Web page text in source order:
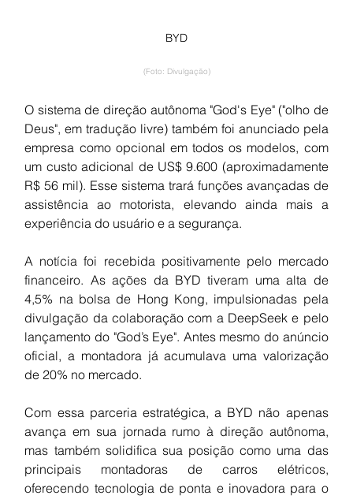
BYD
(Foto: Divulgação)
O sistema de direção autônoma "God's Eye" ("olho de
Deus", em tradução livre) também foi anunciado pela
empresa como opcional em todos os modelos, com
um custo adicional de US$ 9.600 (aproximadamente
R$ 56 mil). Esse sistema trará funções avançadas de
assistência ao motorista, elevando ainda mais a
experiência do usuário e a segurança.
A notícia foi recebida positivamente pelo mercado
financeiro. As ações da BYD tiveram uma alta de
4,5% na bolsa de Hong Kong, impulsionadas pela
divulgação da colaboração com a DeepSeek e pelo
lançamento do "God’s Eye". Antes mesmo do anúncio
oficial, a montadora já acumulava uma valorização
de 20% no mercado.
Com essa parceria estratégica, a BYD não apenas
avança em sua jornada rumo à direção autônoma,
mas também solidifica sua posição como uma das
principais montadoras de carros elétricos,
oferecendo tecnologia de ponta e inovadora para o